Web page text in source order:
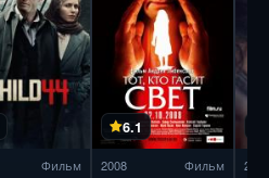
Фильм
6.1
2008 Фильм 2019